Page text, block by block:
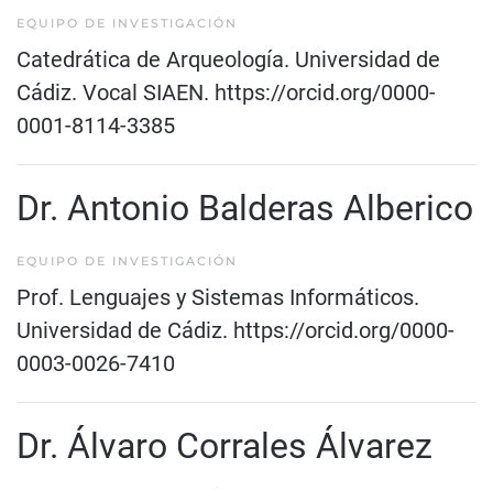
EQUIPO DE INVESTIGACIÓN
Catedrática de Arqueología. Universidad de
Cádiz. Vocal SIAEN. https://orcid.org/0000-
0001-8114-3385
Dr. Antonio Balderas Alberico
EQUIPO DE INVESTIGACIÓN
Prof. Lenguajes y Sistemas Informáticos.
Universidad de Cádiz. https://orcid.org/0000-
0003-0026-7410
Dr. Álvaro Corrales Álvarez